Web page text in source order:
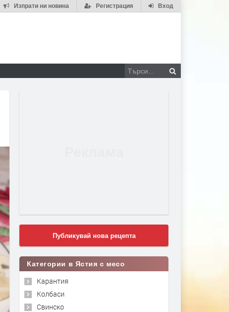
Вход
Регистрация
Изпрати ни новина
Публикувай нова рецепта
Категории в Ястия с месо
Карантия
Колбаси
Свинско